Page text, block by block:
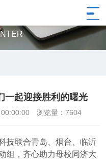
一起迎接胜利的曙光
浏览量：7604
技联合青岛、烟台、临沂
组，齐心助力母校同济大